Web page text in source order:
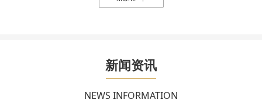
新闻资讯
NEWS INFORMATION